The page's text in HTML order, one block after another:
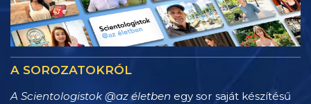
A SOROZATOKRÓL
A Scientologistok @az életben egy sor saját készítésű